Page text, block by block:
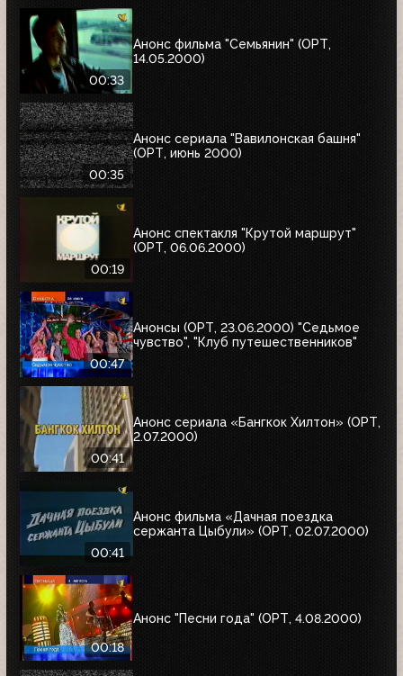
00:33
Анонс фильма "Семьянин" (ОРТ,
14.05.2000)
00:35
Анонс сериала "Вавилонская башня"
(ОРТ, июнь 2000)
00:19
Анонс спектакля "Крутой маршрут"
(ОРТ, 06.06.2000)
00:47
Анонсы (ОРТ, 23.06.2000) "Седьмое
чувство", "Клуб путешественников"
00:41
Анонс сериала «Бангкок Хилтон» (ОРТ,
2.07.2000)
00:41
Анонс фильма «Дачная поездка
сержанта Цыбули» (ОРТ, 02.07.2000)
00:18
Анонс "Песни года" (ОРТ, 4.08.2000)